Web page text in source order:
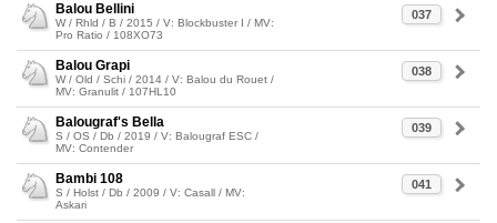
037
Balou Bellini
W / Rhld / B / 2015 / V: Blockbuster I / MV:
Pro Ratio / 108XO73
038
Balou Grapi
W / Old / Schi / 2014 / V: Balou du Rouet /
MV: Granulit / 107HL10
039
Balougraf's Bella
S / OS / Db / 2019 / V: Balougraf ESC /
MV: Contender
041
Bambi 108
S / Holst / Db / 2009 / V: Casall / MV:
Askari